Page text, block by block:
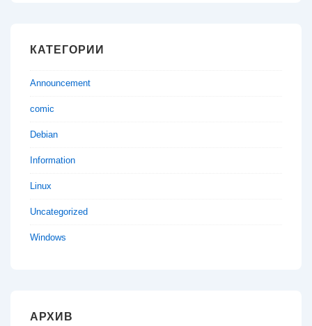
КАТЕГОРИИ
Announcement
comic
Debian
Information
Linux
Uncategorized
Windows
АРХИВ